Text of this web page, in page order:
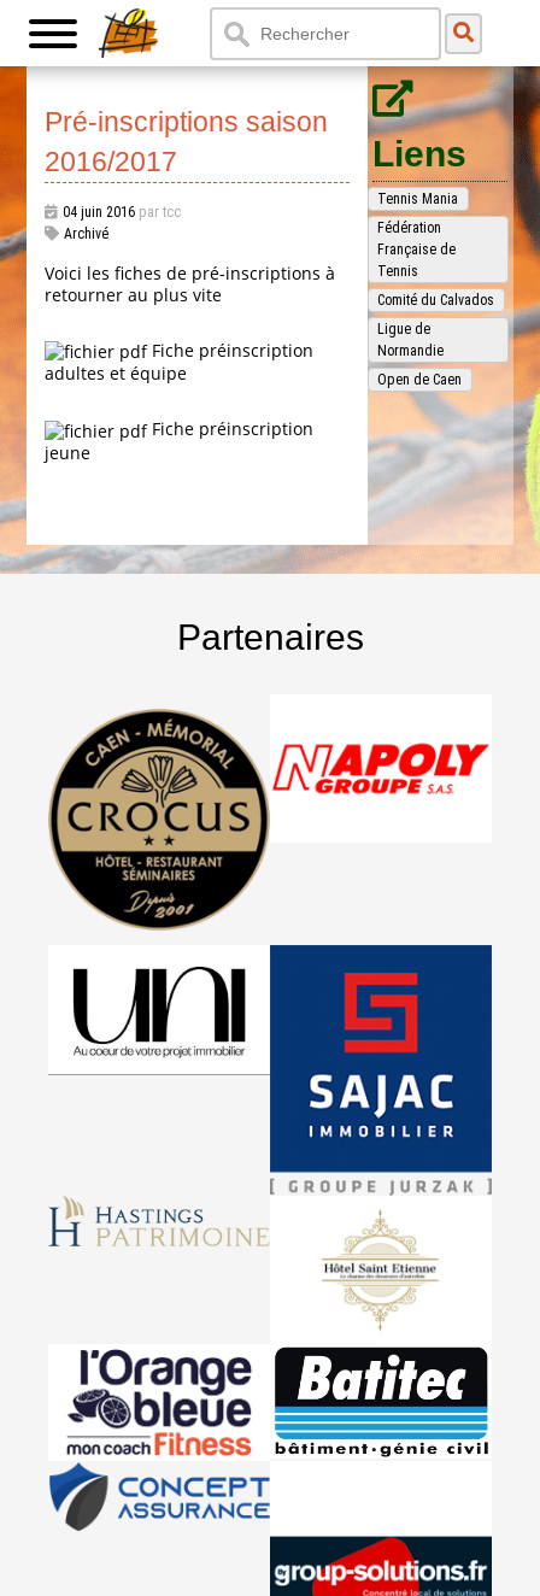
Pré-inscriptions saison
2016/2017
04 juin 2016 par tcc
Archivé
Voici les fiches de pré-inscriptions à
retourner au plus vite
Fiche préinscription
adultes et équipe
Fiche préinscription
jeune
Liens
Tennis Mania
Fédération
Française de
Tennis
Comité du Calvados
Ligue de
Normandie
Open de Caen
Partenaires